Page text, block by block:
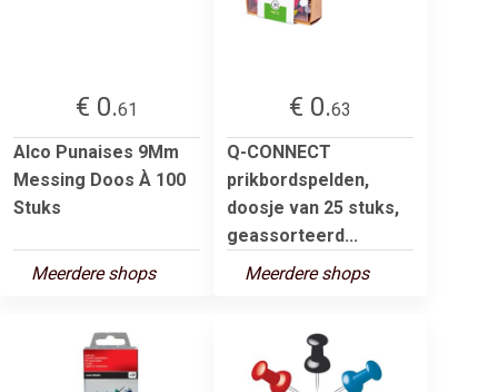
€ 0.61
Alco Punaises 9Mm
Messing Doos À 100
Stuks
Meerdere shops
€ 0.63
Q-CONNECT
prikbordspelden,
doosje van 25 stuks,
geassorteerd...
Meerdere shops